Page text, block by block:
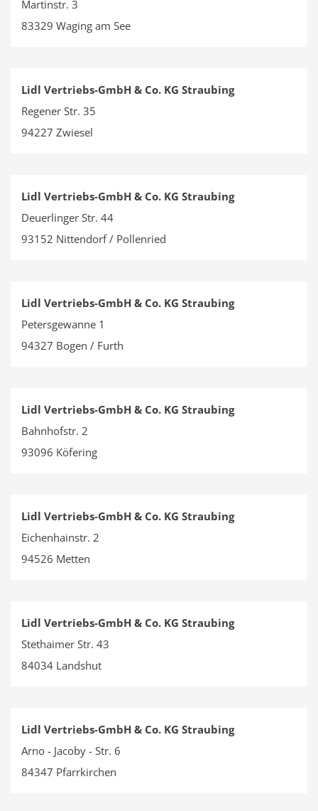
Martinstr. 3
83329 Waging am See
Lidl Vertriebs-GmbH & Co. KG Straubing
Regener Str. 35
94227 Zwiesel
Lidl Vertriebs-GmbH & Co. KG Straubing
Deuerlinger Str. 44
93152 Nittendorf / Pollenried
Lidl Vertriebs-GmbH & Co. KG Straubing
Petersgewanne 1
94327 Bogen / Furth
Lidl Vertriebs-GmbH & Co. KG Straubing
Bahnhofstr. 2
93096 Köfering
Lidl Vertriebs-GmbH & Co. KG Straubing
Eichenhainstr. 2
94526 Metten
Lidl Vertriebs-GmbH & Co. KG Straubing
Stethaimer Str. 43
84034 Landshut
Lidl Vertriebs-GmbH & Co. KG Straubing
Arno - Jacoby - Str. 6
84347 Pfarrkirchen